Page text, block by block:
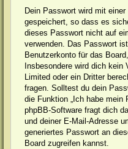
Dein Passwort wird mit
gespeichert, so dass es
dieses Passwort nicht auf
verwenden. Das Passwort
Benutzerkonto für das
Insbesondere wird dich
Limited oder ein Dritter
fragen. Solltest du dein
die Funktion „Ich habe mein
phpBB-Software fragt dich
und deiner E-Mail-Adresse
generiertes Passwort an
Board zugreifen kannst.